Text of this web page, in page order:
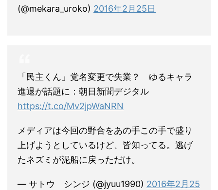
(@mekara_uroko) 2016年2月25日
「民主くん」党名変更で失業？ ゆるキャラ
進退が話題に：朝日新聞デジタル
https://t.co/Mv2jpWaNRN
メディアは今回の野合をあの手この手で盛り
上げようとしているけど、皆知ってる。逃げ
たネズミが泥船に戻っただけ。
— サトウ シンジ (@jyuu1990) 2016年2月25